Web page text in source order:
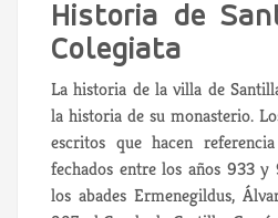
Historia de
Colegiata
La historia de la villa de
la historia de su monasterio.
escritos que hacen
fechados entre los años 933
los abades Ermenegildus,